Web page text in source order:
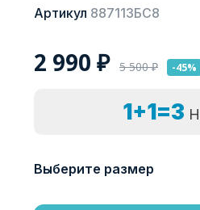
Артикул 887113БС8
2 990 ₽ 5 500₽ -45%
1+1=3
Выберите размер